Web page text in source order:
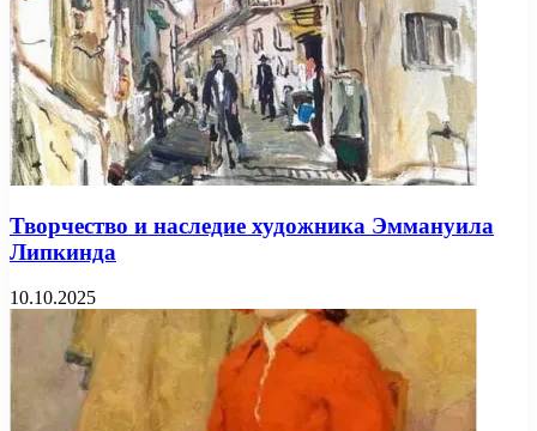
Творчество и наследие художника Эммануила
Липкинда
10.10.2025